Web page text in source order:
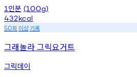
1 인분 (100g)
432kcal
50회 이상기록
그래놀라 그릭요거트
그릭데이